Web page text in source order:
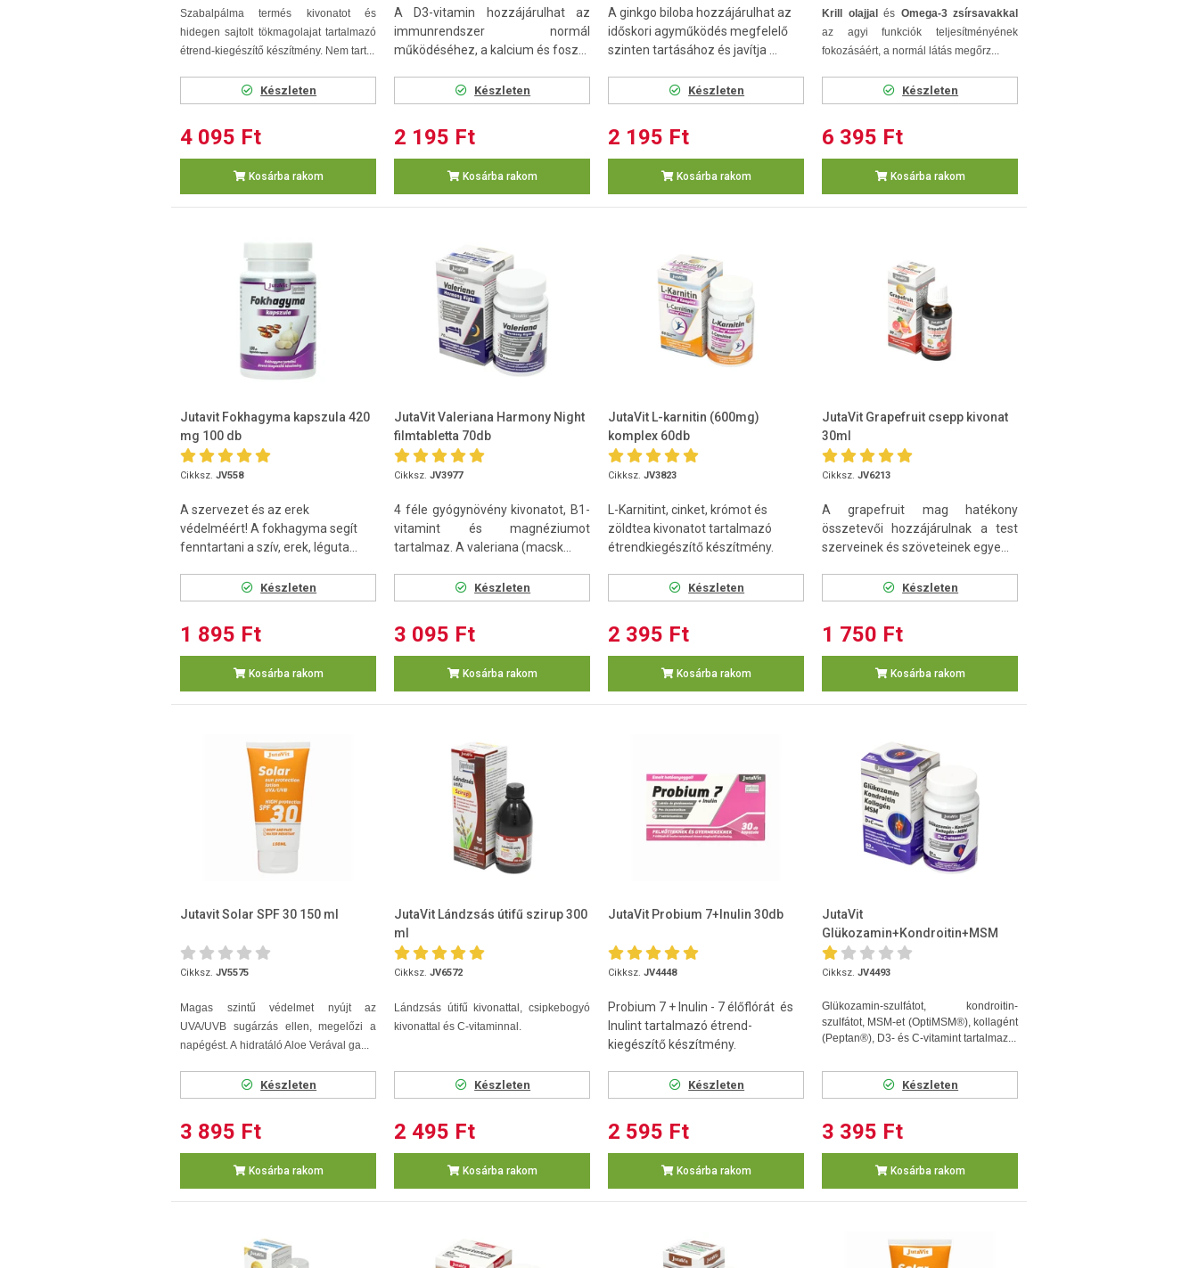
Szabalpálma termés kivonatot és
hidegen sajtolt tökmagolajat tartalmazó
étrend-kiegészítő készítmény. Nem tart...
Készleten
4 095 Ft
Kosárba rakom
A D3-vitamin hozzájárulhat az
immunrendszer normál
működéséhez, a kalcium és fosz...
Készleten
2 195 Ft
Kosárba rakom
A ginkgo biloba hozzájárulhat az
időskori agyműködés megfelelő
szinten tartásához és javítja ...
Készleten
2 195 Ft
Kosárba rakom
Krill olajjal és Omega-3 zsírsavakkal
az agyi funkciók teljesítményének
fokozásáért, a normál látás megőrz...
Készleten
6 395 Ft
Kosárba rakom
Jutavit Fokhagyma kapszula 420
mg 100 db
Cikksz. JV558
A szervezet és az erek
védelméért! A fokhagyma segít
fenntartani a szív, erek, léguta...
Készleten
1 895 Ft
Kosárba rakom
JutaVit Valeriana Harmony Night
filmtabletta 70db
Cikksz. JV3977
4 féle gyógynövény kivonatot, B1-
vitamint és magnéziumot
tartalmaz. A valeriana (macsk...
Készleten
3 095 Ft
Kosárba rakom
JutaVit L-karnitin (600mg)
komplex 60db
Cikksz. JV3823
L-Karnitint, cinket, krómot és
zöldtea kivonatot tartalmazó
étrendkiegészítő készítmény.
Készleten
2 395 Ft
Kosárba rakom
JutaVit Grapefruit csepp kivonat
30ml
Cikksz. JV6213
A grapefruit mag hatékony
összetevői hozzájárulnak a test
szerveinek és szöveteinek egye...
Készleten
1 750 Ft
Kosárba rakom
Jutavit Solar SPF 30 150 ml
Cikksz. JV5575
Magas szintű védelmet nyújt az
UVA/UVB sugárzás ellen, megelőzi a
napégést. A hidratáló Aloe Verával ga...
Készleten
3 895 Ft
Kosárba rakom
JutaVit Lándzsás útifű szirup 300
ml
Cikksz. JV6572
Lándzsás útifű kivonattal, csipkebogyó
kivonattal és C-vitaminnal.
Készleten
2 495 Ft
Kosárba rakom
JutaVit Probium 7+Inulin 30db
Cikksz. JV4448
Probium 7 + Inulin - 7 élőflórát és
Inulint tartalmazó étrend-
kiegészítő készítmény.
Készleten
2 595 Ft
Kosárba rakom
JutaVit
Glükozamin+Kondroitin+MSM
60db tabletta
Cikksz. JV4493
Glükozamin-szulfátot, kondroitin-
szulfátot, MSM-et (OptiMSM®), kollagént
(Peptan®), D3- és C-vitamint tartalmaz...
Készleten
3 395 Ft
Kosárba rakom